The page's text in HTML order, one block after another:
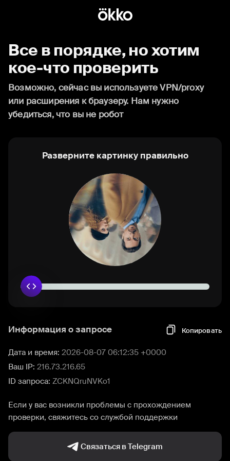
Все в порядке, но хотим
кое-что проверить
Возможно, сейчас вы используете VPN/proxy
или расширения к браузеру. Нам нужно
убедиться, что вы не робот
Разверните картинку правильно
Информация о запросе Копировать
Дата и время: 2026-08-07 06:12:35 +0000
Ваш IP: 216.73.216.65
ID запроса: ZCKNQruNVKo1
Если у вас возникли проблемы с прохождением
проверки, свяжитесь со службой поддержки
Связаться в Telegram